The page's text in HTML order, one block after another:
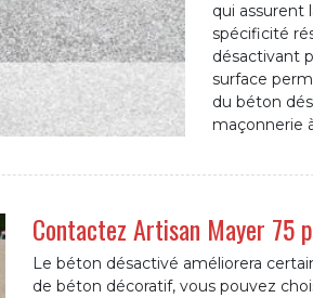
qui assurent
spécificité
désactivant
surface
du béton
maçonnerie
Contactez Artisan Mayer 75
Le béton désactivé améliorera
de béton décoratif, vous pouvez